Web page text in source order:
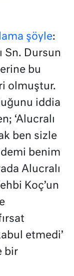
şöyle:
Sn. Dursun
bu
olmuştur.
iddia
‘Alucralı
ben sizle
benim
Alucralı
Koç’un
etmedi’
bir